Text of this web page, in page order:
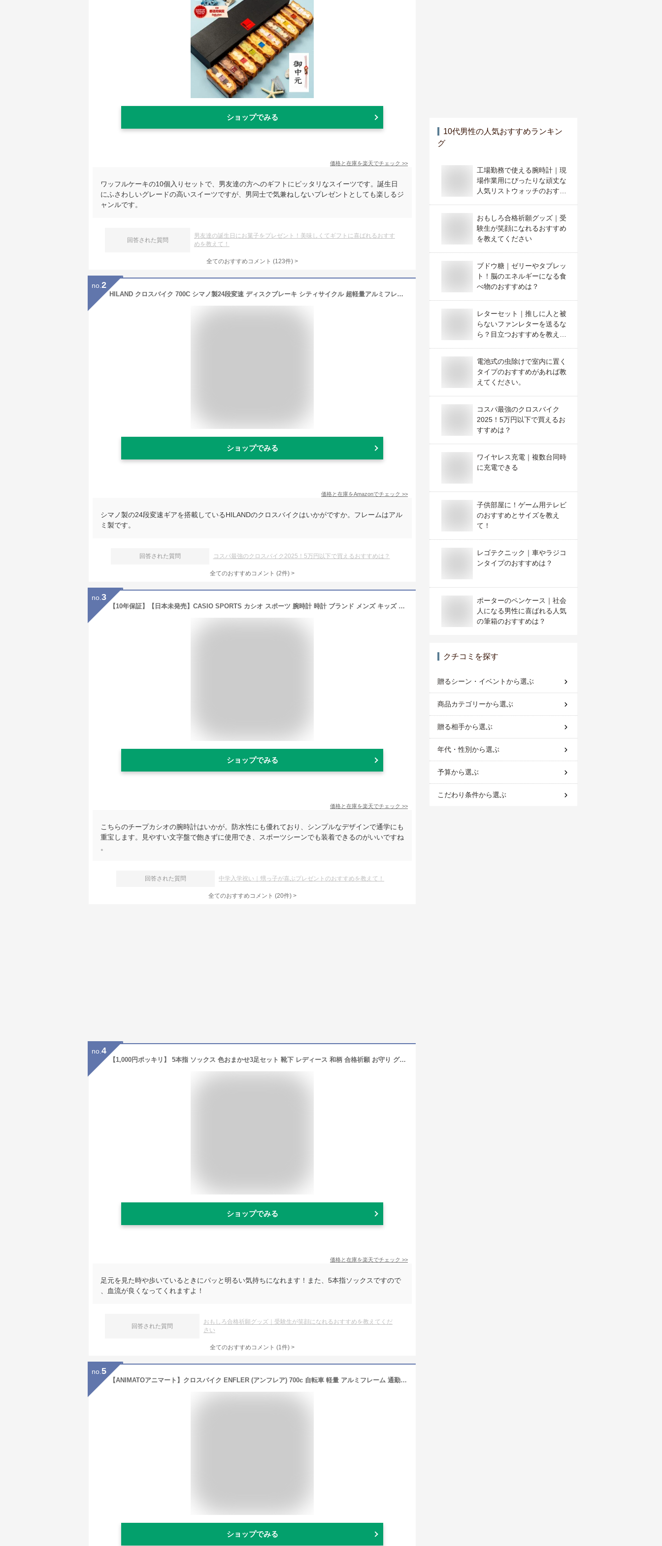
ショップでみる
価格と在庫を楽天でチェック >>
ワッフルケーキの10個入りセットで、男友達の方へのギフトにピッタリなスイーツです。誕生日
にふさわしいグレードの高いスイーツですが、男同士で気兼ねしないプレゼントとしても楽しるジ
ャンルです。
回答された質問
男友達の誕生日にお菓子をプレゼント！美味しくてギフトに喜ばれるおすす
めを教えて！
全てのおすすめコメント (123件) >
no. 2
HILAND クロスバイク 700C シマノ製24段変速 ディスクブレーキ シティサイクル 超軽量アルミフレーム 通勤 通学 ブラック
ショップでみる
価格と在庫をAmazonでチェック >>
シマノ製の24段変速ギアを搭載しているHILANDのクロスバイクはいかがですか。フレームはアル
ミ製です。
回答された質問 コスパ最強のクロスバイク2025！5万円以下で買えるおすすめは？
全てのおすすめコメント (2件) >
no. 3
【10年保証】【日本未発売】CASIO SPORTS カシオ スポーツ 腕時計 時計 ブランド メンズ キッズ 子供 男の子 チープカシオ チプカシ アナログ 日付 カレンダー 防水 ブラック 黒 ホワイト 白 ゴールド 金 ネイビー グリーン 緑 オレンジ 海外モデル ギフト プレゼント
ショップでみる
価格と在庫を楽天でチェック >>
こちらのチープカシオの腕時計はいかが。防水性にも優れており、シンプルなデザインで通学にも
重宝します。見やすい文字盤で飽きずに使用でき、スポーツシーンでも装着できるのがいいですね
。
回答された質問 中学入学祝い｜甥っ子が喜ぶプレゼントのおすすめを教えて！
全てのおすすめコメント (20件) >
no. 4
【1,000円ポッキリ】 5本指 ソックス 色おまかせ3足セット 靴下 レディース 和柄 合格祈願 お守り グッズ おもしろ 合格するぞぉぉぉ！！日の出柄 受験 試験 入試 メール便送料無料
ショップでみる
価格と在庫を楽天でチェック >>
足元を見た時や歩いているときにパッと明るい気持ちになれます！また、5本指ソックスですので
、血流が良くなってくれますよ！
回答された質問
おもしろ合格祈願グッズ｜受験生が笑顔になれるおすすめを教えてくだ
さい
全てのおすすめコメント (1件) >
no. 5
【ANIMATOアニマート】クロスバイク ENFLER (アンフレア) 700c 自転車 軽量 アルミフレーム 通勤 スピード おすすめ【シマノ21段変速】
ショップでみる
10代男性の人気おすすめランキン
グ
工場勤務で使える腕時計｜現
場作業用にぴったりな頑丈な
人気リストウォッチのおすす
おもしろ合格祈願グッズ｜受
験生が笑顔になれるおすすめ
を教えてください
ブドウ糖｜ゼリーやタブレッ
ト！脳のエネルギーになる食
べ物のおすすめは？
レターセット｜推しに人と被
らないファンレターを送るな
ら？目立つおすすめを教え
電池式の虫除けで室内に置く
タイプのおすすめがあれば教
えてください。
コスパ最強のクロスバイク
2025！5万円以下で買えるお
すすめは？
ワイヤレス充電｜複数台同時
に充電できる
子供部屋に！ゲーム用テレビ
のおすすめとサイズを教え
て！
レゴテクニック｜車やラジコ
ンタイプのおすすめは？
ポーターのペンケース｜社会
人になる男性に喜ばれる人気
の筆箱のおすすめは？
クチコミを探す
贈るシーン・イベントから選ぶ
商品カテゴリーから選ぶ
贈る相手から選ぶ
年代・性別から選ぶ
予算から選ぶ
こだわり条件から選ぶ